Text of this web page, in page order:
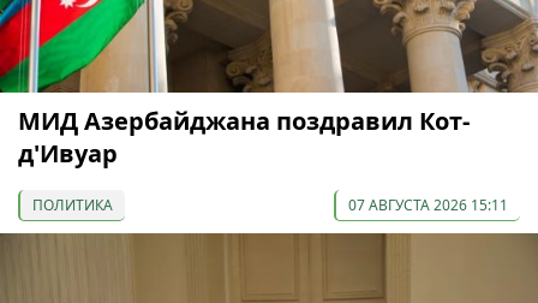
МИД Азербайджана поздравил Кот-
д'Ивуар
ПОЛИТИКА 07 АВГУСТА 2026 15:11